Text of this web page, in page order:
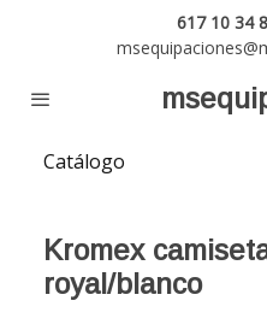
617 10 34
Catálogo
Kromex
royal/blanco